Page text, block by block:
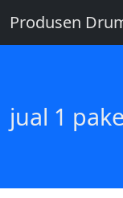
Produsen
jual 1